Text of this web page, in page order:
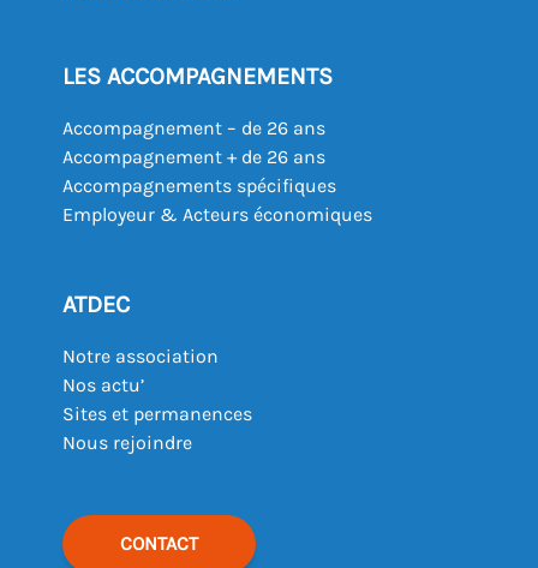
LES ACCOMPAGNEMENTS
Accompagnement – de 26 ans
Accompagnement + de 26 ans
Accompagnements spécifiques
Employeur & Acteurs économiques
ATDEC
Notre association
Nos actu’
Sites et permanences
Nous rejoindre
CONTACT